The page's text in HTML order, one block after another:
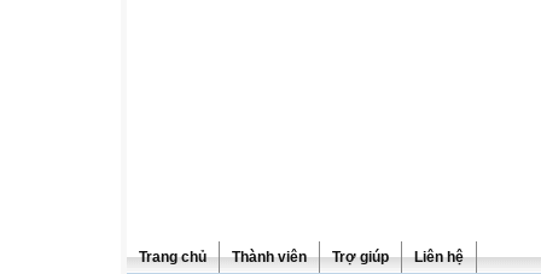
Trang chủ Thành viên Trợ giúp Liên hệ